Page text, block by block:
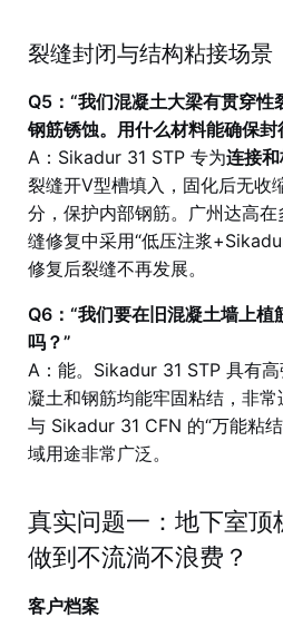
裂缝封闭与结构粘接场景
Q5：“我们混凝土大梁有贯穿性
钢筋锈蚀。用什么材料能确保封
A：Sikadur 31 STP 专为连接
裂缝开V型槽填入，固化后无收
分，保护内部钢筋。广州达高
缝修复中采用“低压注浆
修复后裂缝不再发展。
Q6：“我们要在旧混凝土墙上植
吗？”
A：能。Sikadur 31 STP 具有
凝土和钢筋均能牢固粘结，非常
与 Sikadur 31 CFN 的“万能粘
域用途非常广泛。
真实问题一：地下室顶
做到不流淌不浪费？
客户档案